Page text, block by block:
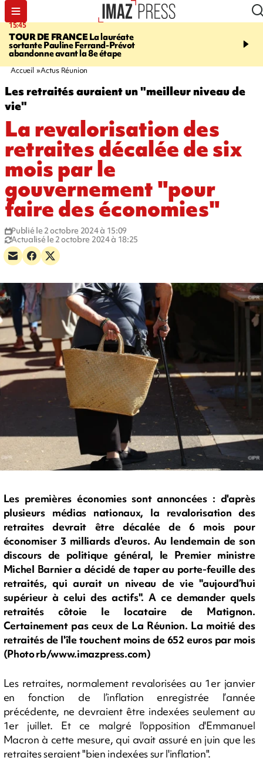
15:45
TOUR DE FRANCELa lauréate
sortante Pauline Ferrand-Prévot
abandonne avant la 8e étape
20:17
routière, concours de
Accueil Actus Réunion
Les retraités auraient un "meilleur niveau de
vie"
La revalorisation des
retraites décalée de six
mois par le
gouvernement "pour
faire des économies"
Publié le 2 octobre 2024 à 15:09
Actualisé le 2 octobre 2024 à 18:25
Les premières économies sont annoncées : d'après
plusieurs médias nationaux, la revalorisation des
retraites devrait être décalée de 6 mois pour
économiser 3 milliards d'euros. Au lendemain de son
discours de politique général, le Premier ministre
Michel Barnier a décidé de taper au porte-feuille des
retraités, qui aurait un niveau de vie "aujourd’hui
supérieur à celui des actifs". A ce demander quels
retraités côtoie le locataire de Matignon.
Certainement pas ceux de La Réunion. La moitié des
retraités de l'île touchent moins de 652 euros par mois
(Photo rb/www.imazpress.com)
Les retraites, normalement revalorisées au 1er janvier
en fonction de l’inflation enregistrée l’année
précédente, ne devraient être indexées seulement au
1er juillet. Et ce malgré l'opposition d'Emmanuel
Macron à cette mesure, qui avait assuré en juin que les
retraites seraient "bien indexées sur l'inflation".